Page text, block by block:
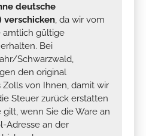
deutsche
verschicken , da wir vom
amtlich gültige
Bei
Schwarzwald,
den original
von Ihnen, damit wir
Steuer zurück erstatten
wenn Sie die Ware an
Adresse an der